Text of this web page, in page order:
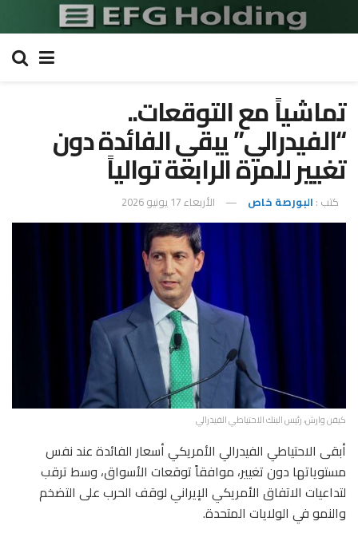
تماشياً مع التوقعات..
“الفيدرالي” يبقي الفائدة دون
تغيير للمرة الرابعة توالياً
كتب : البورصة خاص الأربعاء 17 يونيو 2026
كيفن وارش، رئيس البنك الاحتياطي الفيدرالي
أبقى الاحتياطي الفيدرالي الأمريكي أسعار الفائدة عند نفس
مستوياتها دون تغيير، موافقاً توقعات الأسواق، وسط ترقب
لتداعيات الاتفاق الأمريكي الإيراني لوقف الحرب على التضخم
والنمو في الولايات المتحدة.